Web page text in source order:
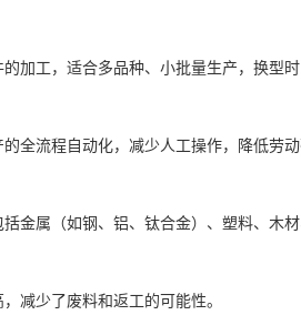
加工，适合多品种、小批量生产，换型时
全流程自动化，减少人工操作，降低劳动
金属（如钢、铝、钛合金）、塑料、木材
减少了废料和返工的可能性。